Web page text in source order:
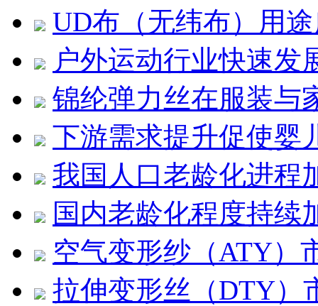
UD布（无纬布）用
户外运动行业快速发
锦纶弹力丝在服装与
下游需求提升促使婴
我国人口老龄化进程
国内老龄化程度持续
空气变形纱（ATY）
拉伸变形丝（DTY）